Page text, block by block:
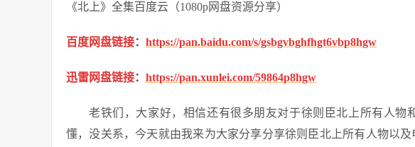
《北上》全集百度云（1080p网盘资源分享）
百度网盘链接： https://pan.baidu.com/s/gsbgvbghfhgt6vbp8hgw
迅雷网盘链接： https://pan.xunlei.com/59864p8hgw
老铁们，大家好，相信还有很多朋友对于徐则臣北上所有人物
懂，没关系，今天就由我来为大家分享分享徐则臣北上所有人物以